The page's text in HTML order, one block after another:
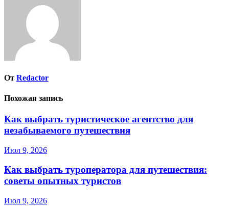
От Redactor
Похожая запись
Как выбрать туристическое агентство для
незабываемого путешествия
Июл 9, 2026
Как выбрать туроператора для путешествия:
советы опытных туристов
Июл 9, 2026